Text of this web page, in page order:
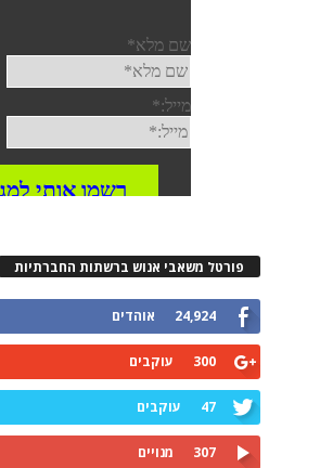
פורטל משאבי אנוש ברשתות החברתיות
24,924 אוהדים
300 עוקבים
47 עוקבים
307 מנויים